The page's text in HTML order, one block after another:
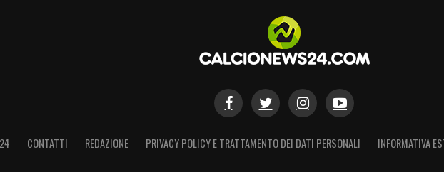
tutto quello che gli chiediamo. Anche Zirkzee sta avendo una
così come Beukema e Orsolini o Freuler ».
CONTATTI REDAZIONE PRIVACY POLICY E TRATTAMENTO DEI DATI PERSONALI INFORMATIVA